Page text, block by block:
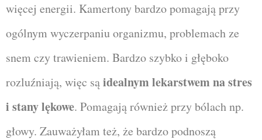
więcej energii. Kamertony bardzo pomagają przy
ogólnym wyczerpaniu organizmu, problemach ze
snem czy trawieniem. Bardzo szybko i głęboko
rozluźniają, więc sąidealnym lekarstwem na stres
i stany lękowe. Pomagają również przy bólach np.
głowy. Zauważyłam też, że bardzo podnoszą